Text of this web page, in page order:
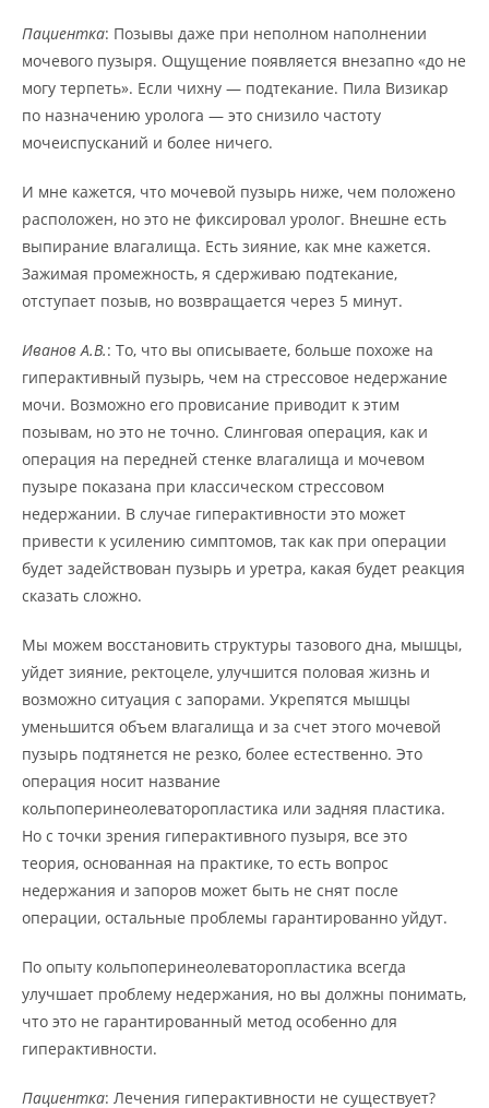
Пациентка: Позывы даже при неполном наполнении
мочевого пузыря. Ощущение появляется внезапно «до не
могу терпеть». Если чихну — подтекание. Пила Визикар
по назначению уролога — это снизило частоту
мочеиспусканий и более ничего.
И мне кажется, что мочевой пузырь ниже, чем положено
расположен, но это не фиксировал уролог. Внешне есть
выпирание влагалища. Есть зияние, как мне кажется.
Зажимая промежность, я сдерживаю подтекание,
отступает позыв, но возвращается через 5 минут.
Иванов А.В.: То, что вы описываете, больше похоже на
гиперактивный пузырь, чем на стрессовое недержание
мочи. Возможно его провисание приводит к этим
позывам, но это не точно. Слинговая операция, как и
операция на передней стенке влагалища и мочевом
пузыре показана при классическом стрессовом
недержании. В случае гиперактивности это может
привести к усилению симптомов, так как при операции
будет задействован пузырь и уретра, какая будет реакция
сказать сложно.
Мы можем восстановить структуры тазового дна, мышцы,
уйдет зияние, ректоцеле, улучшится половая жизнь и
возможно ситуация с запорами. Укрепятся мышцы
уменьшится объем влагалища и за счет этого мочевой
пузырь подтянется не резко, более естественно. Это
операция носит название
кольпоперинеолеваторопластика или задняя пластика.
Но с точки зрения гиперактивного пузыря, все это
теория, основанная на практике, то есть вопрос
недержания и запоров может быть не снят после
операции, остальные проблемы гарантированно уйдут.
По опыту кольпоперинеолеваторопластика всегда
улучшает проблему недержания, но вы должны понимать,
что это не гарантированный метод особенно для
гиперактивности.
Пациентка: Лечения гиперактивности не существует?